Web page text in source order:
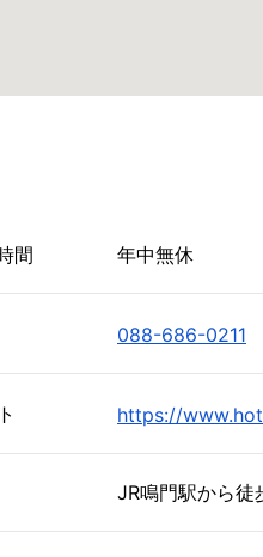
間 年中無休
088-686-0211
https://
JR鳴門駅から